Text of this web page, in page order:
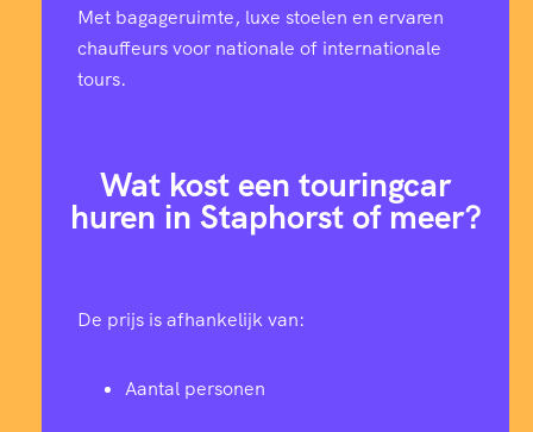
Met bagageruimte, luxe stoelen en ervaren
chauffeurs voor nationale of internationale
tours.
Wat kost een touringcar
huren in Staphorst of meer?
De prijs is afhankelijk van:
Aantal personen